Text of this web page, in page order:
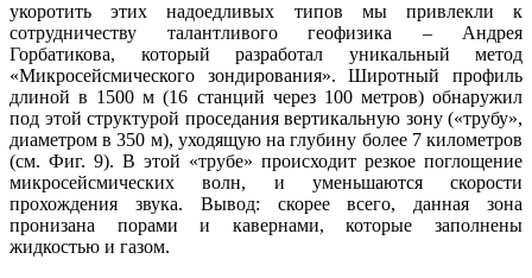
укоротить этих надоедливых типов мы привлекли к
сотрудничеству талантливого геофизика – Андрея
Горбатикова, который разработал уникальный метод
«Микросейсмического зондирования». Широтный профиль
длиной в 1500 м (16 станций через 100 метров) обнаружил
под этой структурой проседания вертикальную зону («трубу»,
диаметром в 350 м), уходящую на глубину более 7 километров
(см. Фиг. 9). В этой «трубе» происходит резкое поглощение
микросейсмических волн, и уменьшаются скорости
прохождения звука. Вывод: скорее всего, данная зона
пронизана порами и кавернами, которые заполнены
жидкостью и газом.